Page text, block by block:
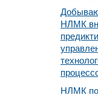
НЛМК
НЛМК